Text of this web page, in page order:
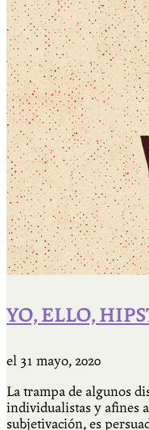
YO, ELLO,
el 31 mayo, 2020
La trampa de algunos
individualistas y afines
subjetivación, es